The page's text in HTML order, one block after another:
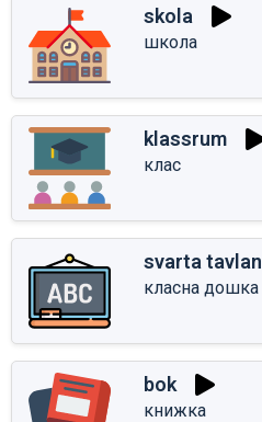
skola
школа
klassrum
клас
svarta tavlan
класна дошка
bok
книжка